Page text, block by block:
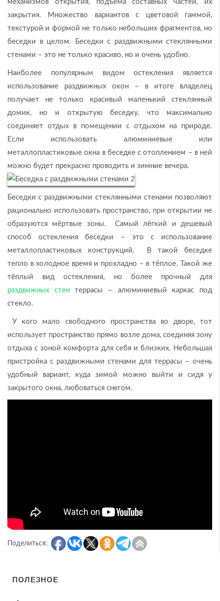
механизмов открытия, подъёма составных частей, их
закрытия. Множество вариантов с цветовой гаммой,
текстурой и формой не только небольших фрагментов, но
беседки в целом. Беседки с раздвижными стеклянными
стенами – это не только красиво, но и очень удобно.
Наиболее популярным видом остекления является
использование раздвижных окон – в итоге владелец
получает не только красивый маленький стеклянный
домик, но и открытую беседку, что максимально
соединяет отдых в помещении с отдыхом на природе.
Если использовать алюминиевые или
металлопластиковые окна в беседке с отоплением – в ней
можно будет прекрасно проводить и зимние вечера.
Беседки с раздвижными стеклянными стенами позволяют
рационально использовать пространство, при открытии не
образуются мёртвые зоны. Самый лёгкий и дешевый
способ остекления беседки – это с использование
металлопластиковых конструкций. В такой беседке
тепло в холодное время и прохладно – в тёплое. Такой же
тёплый вид остекления, но более прочный для
раздвижных стентеррасы – алюминиевый каркас под
стекло.
У кого мало свободного пространства во дворе, тот
использует пространство прямо возле дома, соединяя зону
отдыха с зоной комфорта для себя и близких. Небольшая
пристройка с раздвижными стенами для террасы – очень
удобный вариант, куда зимой можно выйти и сидя у
закрытого окна, любоваться снегом.
Поделиться:
ПОЛЕЗНОЕ